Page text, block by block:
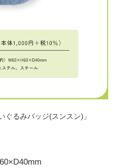
ぐるみバッジ(スンスン)」